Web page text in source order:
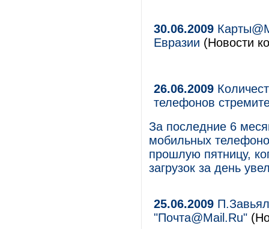
30.06.2009
Евразии (Новости
26.06.2009
телефонов
За последние 6
мобильных
прошлую пятницу,
загрузок за день
25.06.2009
"Почта@Mail.Ru"